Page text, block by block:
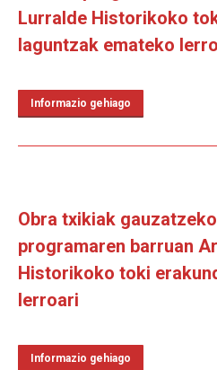
Lurralde Historikoko
laguntzak emateko
Informazio gehiago
Obra txikiak
programaren barruan
Historikoko toki
lerroari
Informazio gehiago